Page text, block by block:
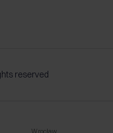
reserved